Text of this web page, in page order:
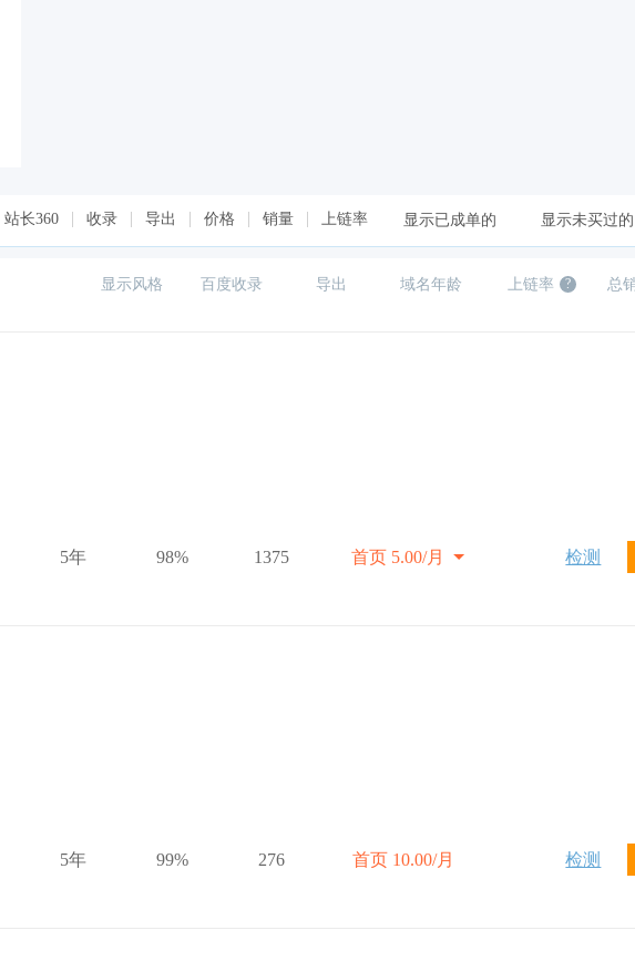
站长360 收录 导出 价格 销量 上链率 显示已成单的 显示未买过的
显示风格 百度收录 导出 域名年龄 上链率 总
5年 98% 1375 首页 5.00/月 检测
5年 99% 276 首页 10.00/月 检测